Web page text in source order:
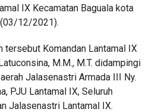
IX Kecamatan Baguala kota
12/2021).
tersebut Komandan Lantamal IX
M.M., M.T. didampingi
Jalasenastri Armada III Ny.
PJU Lantamal IX, Seluruh
Jalasenastri Lantamal IX.